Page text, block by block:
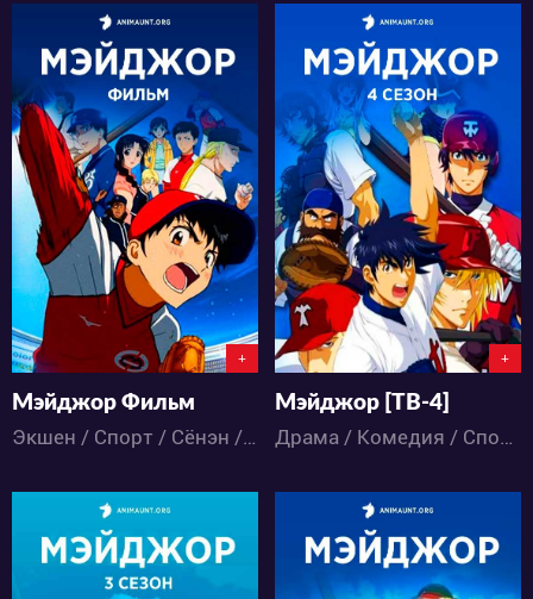
8700
2 5
+
Мэйджор Фильм
Экшен / Спорт / Сёнэн / Аниме
11390
1 19
+
Мэйджор [ТВ-4]
Драма / Комедия / Спорт / Сёнэн / Аниме